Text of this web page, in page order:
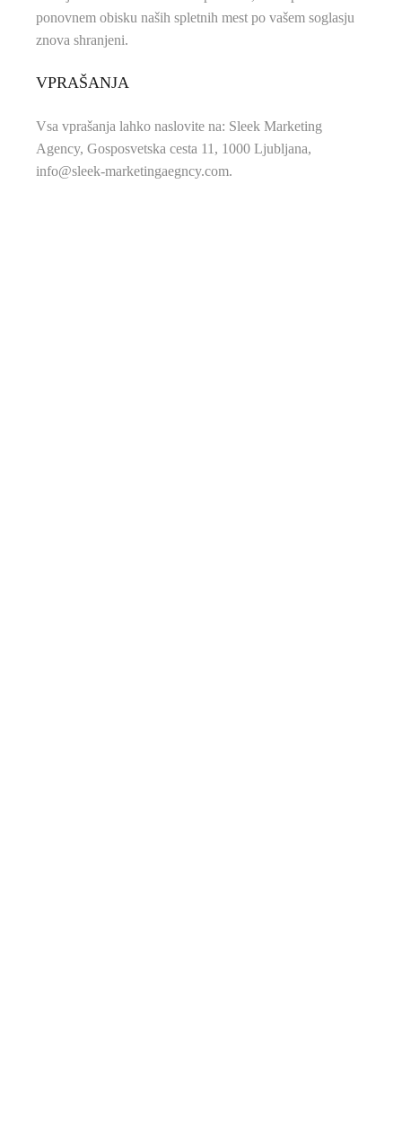
ponovnem obisku naših spletnih mest po vašem soglasju
znova shranjeni.
VPRAŠANJA
Vsa vprašanja lahko naslovite na: Sleek Marketing
Agency, Gosposvetska cesta 11, 1000 Ljubljana,
info@sleek-marketingaegncy.com.